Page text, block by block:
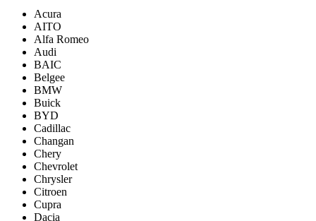
Acura
AITO
Alfa Romeo
Audi
BAIC
Belgee
BMW
Buick
BYD
Cadillac
Changan
Chery
Chevrolet
Chrysler
Citroen
Cupra
Dacia